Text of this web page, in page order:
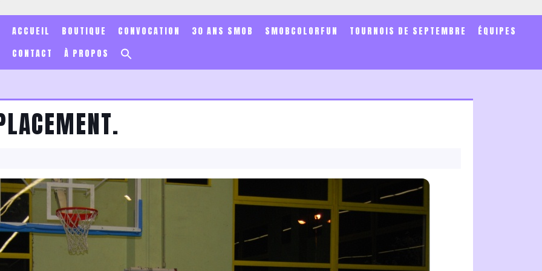
ACCUEIL BOUTIQUE CONVOCATION 30 ANS SMOB SMOBCOLORFUN TOURNOIS DE SEPTEMBRE
ÉQUIPES
CONTACT
À PROPOS
Search Button